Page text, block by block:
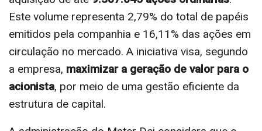
Este volume representa 2,79% do total de papéis
emitidos pela companhia e 16,11% das ações em
circulação no mercado. A iniciativa visa, segundo
a empresa, maximizar a geração de valor para o
acionista, por meio de uma gestão eficiente da
estrutura de capital.